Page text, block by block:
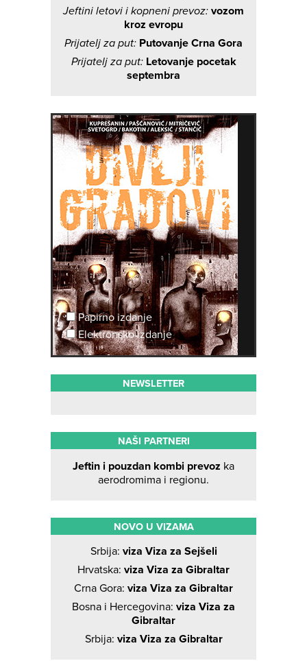
Jeftini letovi i kopneni prevoz: vozom
kroz evropu
Prijatelj za put: Putovanje Crna Gora
Prijatelj za put: Letovanje pocetak
septembra
Papirno izdanje
Elektronsko izdanje
NEWSLETTER
NAŠI PARTNERI
Jeftin i pouzdan kombi prevoz ka
aerodromima i regionu.
NOVO U VIZAMA
Srbija: viza Viza za Sejšeli
Hrvatska: viza Viza za Gibraltar
Crna Gora: viza Viza za Gibraltar
Bosna i Hercegovina: viza Viza za
Gibraltar
Srbija: viza Viza za Gibraltar